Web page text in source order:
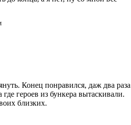
Конец понравился, даж два раза
героев из бункера вытаскивали.
близких.